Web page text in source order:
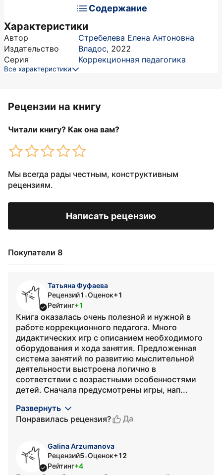
Содержание
Характеристики
Автор
Стребелева Елена Антоновна
Издательство
Владос, 2022
Серия
Коррекционная педагогика
Все характеристики
Рецензии на книгу
Читали книгу? Как она вам?
Мы всегда рады честным, конструктивным
рецензиям.
Написать рецензию
Покупатели 8
Татьяна Фуфаева
Рецензий1 •Оценок+1
Рейтинг+1
Книга оказалась очень полезной и нужной в
работе коррекционного педагога. Много
дидактических игр с описанием необходимого
оборудования и хода занятия. Предложенная
система занятий по развитию мыслительной
деятельности выстроена логично в
соответствии с возрастными особенностями
детей. Сначала предусмотрены игры, нап...
Развернуть
Понравилась рецензия?
Да
Galina Arzumanova
Рецензий5•Оценок+12
Рейтинг+4